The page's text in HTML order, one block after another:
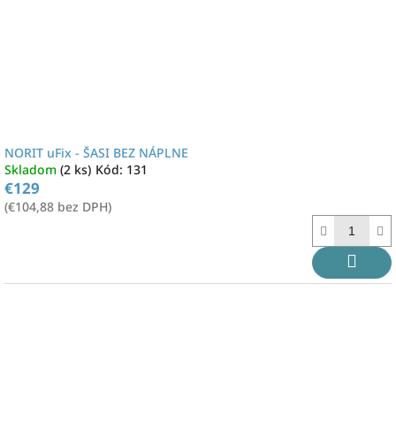
NORIT uFix - ŠASI BEZ NÁPLNE
Skladom (2 ks) Kód: 131
€129
(€104,88 bez DPH)